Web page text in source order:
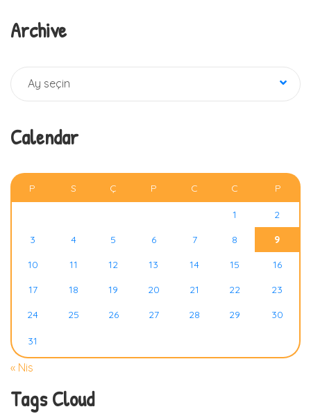
Archive
Archive
Ay seçin
Calendar
P S Ç P C C P
1
2
3
4 5 6 7 8
9
10
11 12 13 14 15
16
17
18 19 20 21 22
23
24
25 26 27 28 29 30
31
« Nis
Tags Cloud